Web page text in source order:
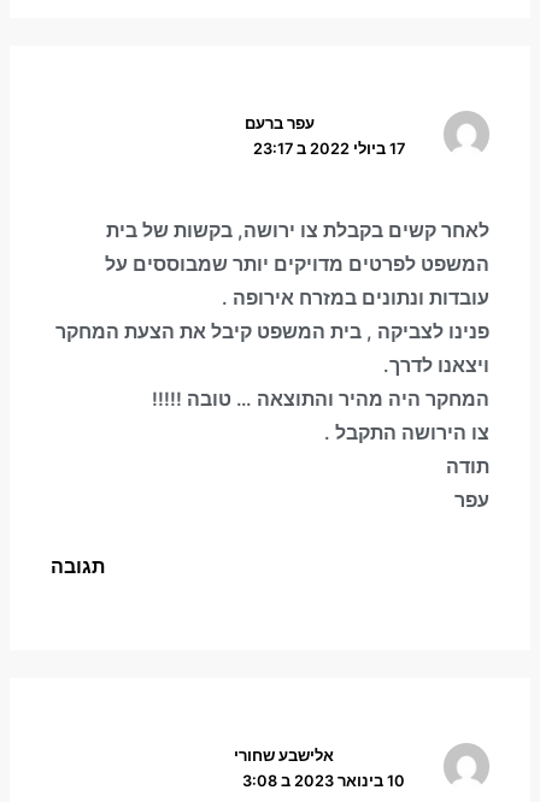
עפר ברעם
17 ביולי 2022 ב 23:17
לאחר קשים בקבלת צו ירושה, בקשות של בית
המשפט לפרטים מדויקים יותר שמבוססים על
עובדות ונתונים במזרח אירופה .
פנינו לצביקה , בית המשפט קיבל את הצעת המחקר
ויצאנו לדרך.
המחקר היה מהיר והתוצאה … טובה !!!!!
צו הירושה התקבל .
תודה
עפר
תגובה
אלישבע שחורי
10 בינואר 2023 ב 3:08